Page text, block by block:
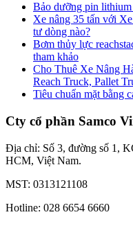
Bảo dưỡng pin lithium
Xe nâng 35 tấn với
tư dòng nào?
Bơm thủy lực
tham khảo
Cho Thuê Xe Nâng
Reach Truck, Pallet
Tiêu chuẩn mặt bằng
Cty cổ phần Samco
Địa chỉ: Số 3, đường số 1,
HCM, Việt Nam.
MST: 0313121108
Hotline: 028 6654 6660